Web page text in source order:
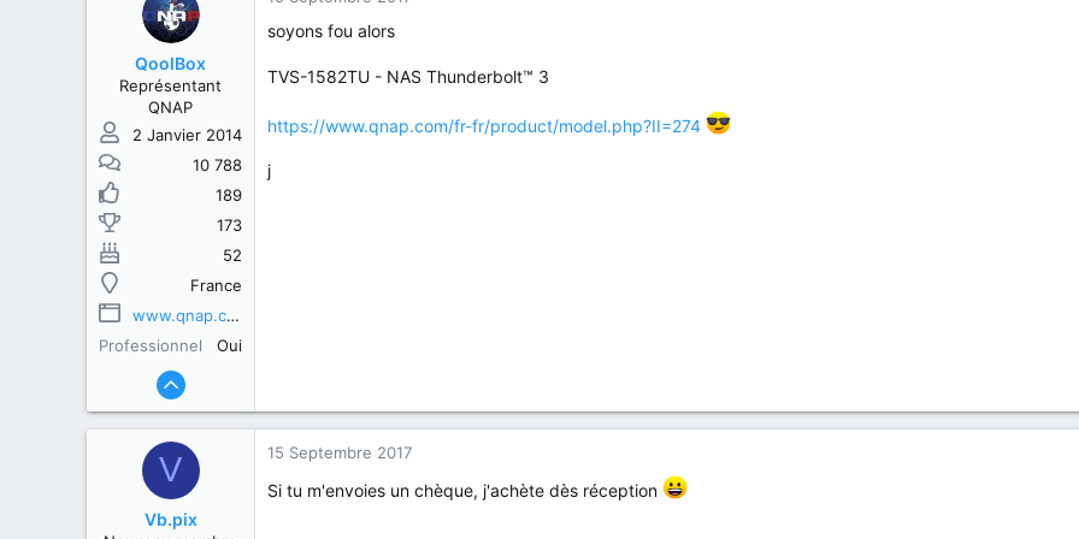
QoolBox
Représentant
QNAP
2 Janvier 2014
10 788
189
173
52
France
www.qnap.com
Professionnel
Oui
soyons fou alors
TVS-1582TU - NAS Thunderbolt™ 3
https://www.qnap.com/fr-fr/product/model.php?II=274
j
V
Vb.pix
15 Septembre 2017
Si tu m'envoies un chèque, j'achète dès réception